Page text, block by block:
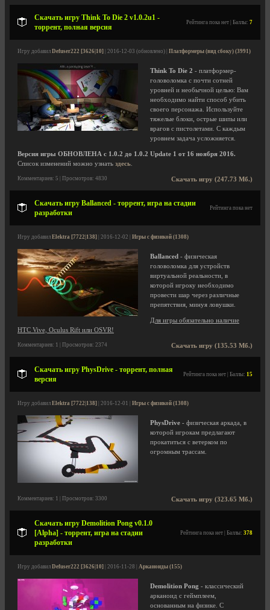
Скачать игру Think To Die 2 v1.0.2u1 -
торрент, полная версия
Рейтинга пока нет | Баллы: 7
Игру добавил Defuser222 [3626|10] | 2016-12-03 (обновлено) | Платформеры (вид сбоку) (3991)
Think To Die 2 - платформер-
головоломка с почти сотней
уровней и необычной целью: Вам
необходимо найти способ убить
своего персонажа. Используйте
тяжелые блоки, острые шипы или
врагов с пистолетами. С каждым
уровнем задача усложняется.
Версия игры ОБНОВЛЕНА с 1.0.2 до 1.0.2 Update 1 от 16 ноября 2016.
Список изменений можно узнать здесь
Скачать игру (247.73 Мб.)
Комментариев: 5 | Просмотров: 4830
Скачать игру Ballanced - торрент, игра на стадии
разработки
Рейтинга пока нет
Игру добавил Elektra [7722|138] | 2016-12-02 | Игры с физикой (1308)
Ballanced - физическая
головоломка для устройств
виртуальной реальности, в
которой игроку необходимо
провести шар через различные
препятствия, минуя ловушки.
Для игры обязательно наличие
HTC Vive, Oculus Rift или OSVR!
Скачать игру (135.53 Мб.)
Комментариев: 1 | Просмотров: 2374
Скачать игру PhysDrive - торрент, полная
версия
Рейтинга пока нет | Баллы: 15
Игру добавил Elektra [7722|138] | 2016-12-01 | Игры с физикой (1308)
PhysDrive - физическая аркада, в
которой игрокам предлагают
прокатиться с ветерком по
огромным трассам.
Скачать игру (323.65 Мб.)
Комментариев: 1 | Просмотров: 3300
Скачать игру Demolition Pong v0.1.0
[Alpha] - торрент, игра на стадии
разработки
Рейтинга пока нет | Баллы: 378
Игру добавил Defuser222 [3626|10] | 2016-11-28 | Арканоиды (155)
Demolition Pong - классический
арканоид с геймплеем,
основанным на физике. С